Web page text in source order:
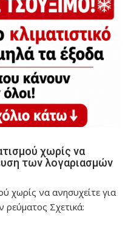
χωρίς να
των λογαριασμών
χωρίς να ανησυχείτε για
ρεύματος Σχετικά: